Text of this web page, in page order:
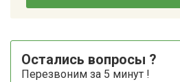
Остались вопросы ?
Перезвоним за 5 минут !